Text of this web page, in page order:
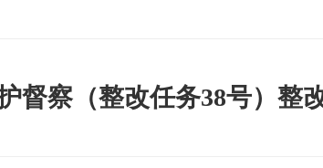
督察（整改任务38号）整